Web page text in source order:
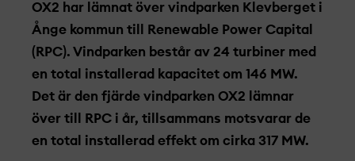
OX2 har lämnat över vindparken Klevberget i
Ånge kommun till Renewable Power Capital
(RPC). Vindparken består av 24 turbiner med
en total installerad kapacitet om 146 MW.
Det är den fjärde vindparken OX2 lämnar
över till RPC i år, tillsammans motsvarar de
en total installerad effekt om cirka 317 MW.